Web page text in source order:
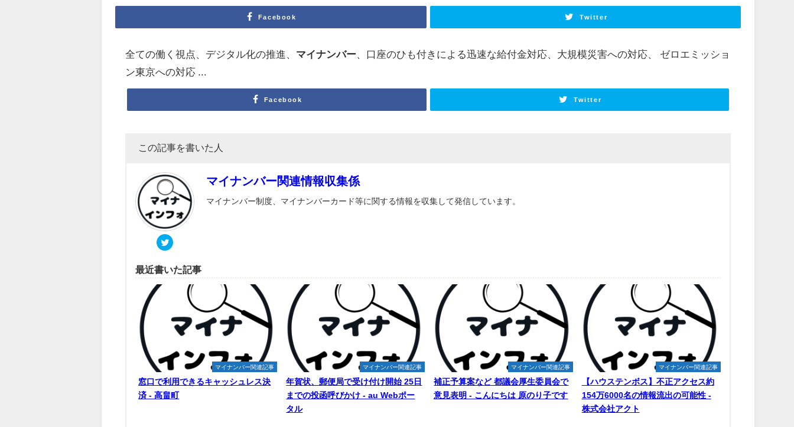
Facebook Twitter
全ての働く視点、デジタル化の推進、 マイナンバー 、口座のひも付きによる迅速な給付金対応、大規模災害への対応、 ゼロエミッショ
ン東京への対応 ...
Facebook Twitter
この記事を書いた人
マイナンバー関連情報収集係
マイナンバー制度、マイナンバーカード等に関する情報を収集して発信しています。
最近書いた記事
マイナンバー関連記事
窓口で利用できるキャッシュレス決
済 - 高畠町
マイナンバー関連記事
年賀状、郵便局で受け付け開始 25日
までの投函呼びかけ - au Webポー
タル
マイナンバー関連記事
補正予算案など 都議会厚生委員会で
意見表明 - こんにちは 原のり子です
マイナンバー関連記事
【ハウステンボス】不正アクセス約
154万6000名の情報流出の可能性 -
株式会社アクト